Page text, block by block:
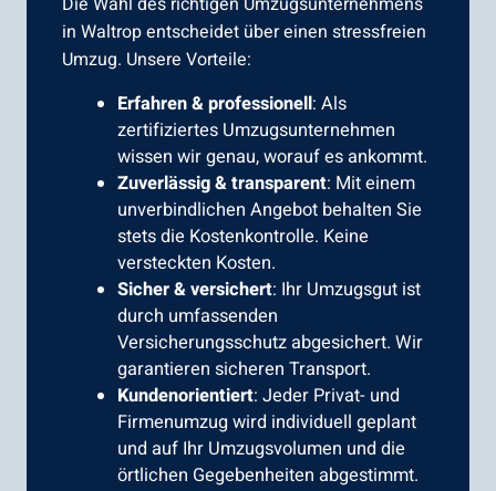
in Waltrop entscheidet über einen stressfreien
Umzug. Unsere Vorteile:
Erfahren & professionell: Als
zertifiziertes Umzugsunternehmen
wissen wir genau, worauf es ankommt.
Zuverlässig & transparent: Mit einem
unverbindlichen Angebot behalten Sie
stets die Kostenkontrolle. Keine
versteckten Kosten.
Sicher & versichert: Ihr Umzugsgut ist
durch umfassenden
Versicherungsschutz abgesichert. Wir
garantieren sicheren Transport.
Kundenorientiert: Jeder Privat- und
Firmenumzug wird individuell geplant
und auf Ihr Umzugsvolumen und die
örtlichen Gegebenheiten abgestimmt.